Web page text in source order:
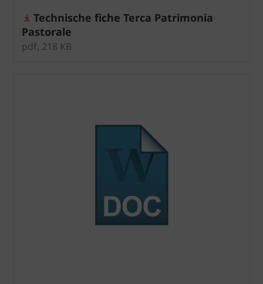
Technische fiche Terca Patrimonia
Pastorale
pdf, 218 KB